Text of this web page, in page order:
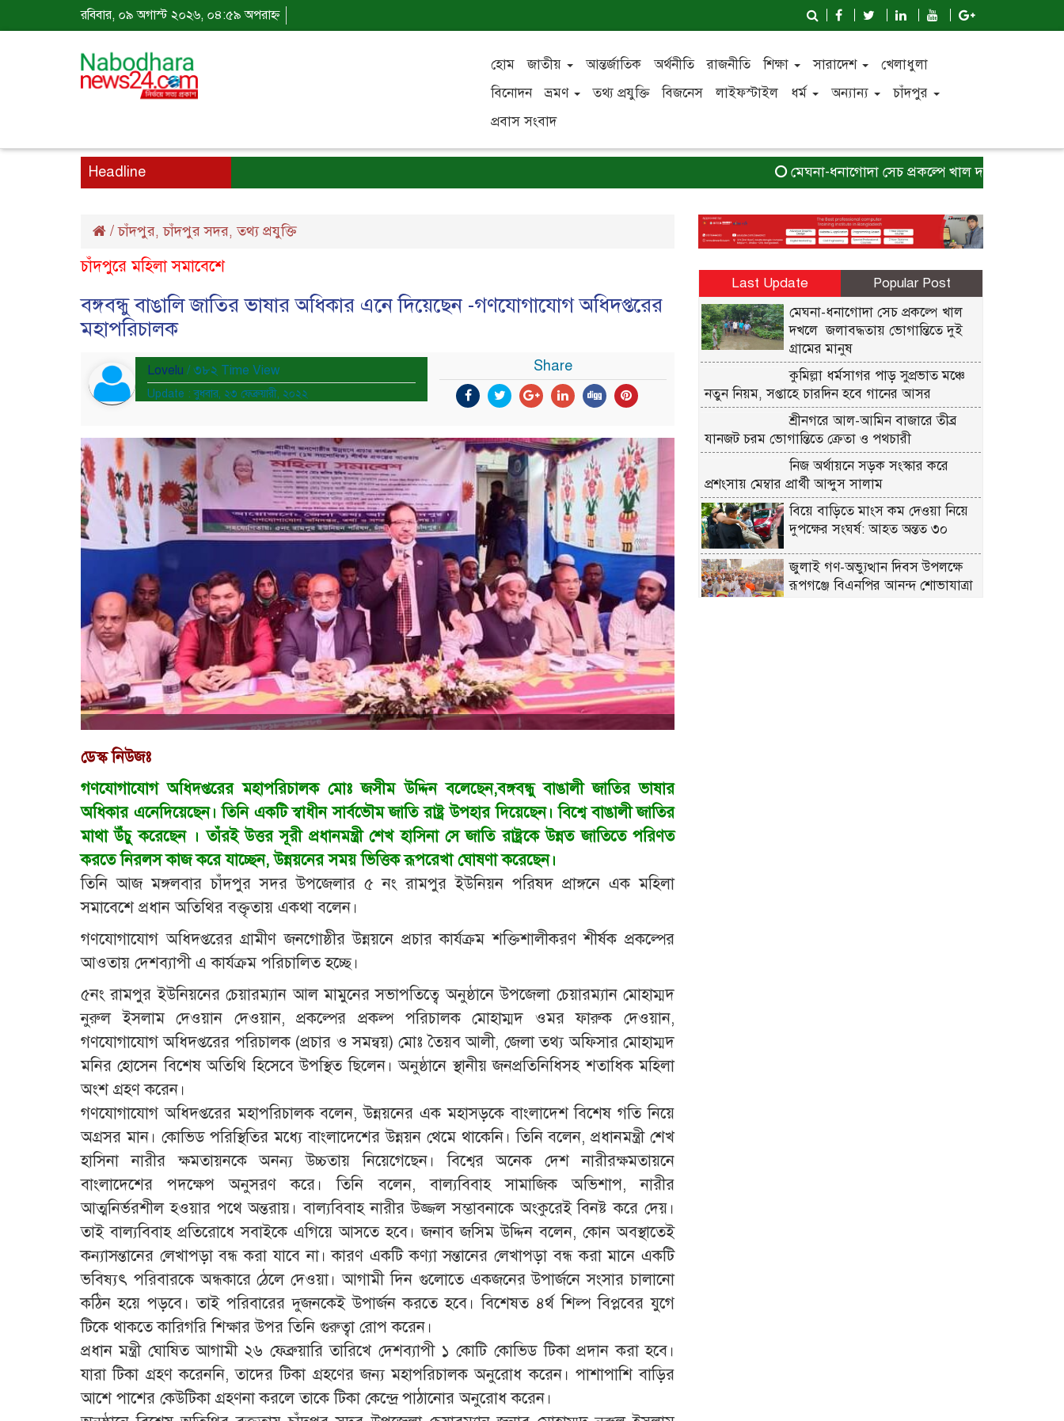
রবিবার, ০৯ অগাস্ট ২০২৬, ০৪:৫৯ অপরাহ্ন
হোম জাতীয় আন্তর্জাতিক অর্থনীতি রাজনীতি শিক্ষা সারাদেশ
খেলাধুলা
বিনোদন
ভ্রমণ তথ্য প্রযুক্তি বিজনেস লাইফস্টাইল ধর্ম অন্যান্য
চাঁদপুর
প্রবাস সংবাদ
Headline মেঘনা-ধনাগোদা সেচ প্রকল্পে খাল দখলে জলাবদ্ধতায়
/চাঁদপুর,চাঁদপুর সদর,তথ্য প্রযুক্তি
চাঁদপুরে মহিলা সমাবেশে
বঙ্গবন্ধু বাঙালি জাতির ভাষার অধিকার এনে দিয়েছেন -গণযোগাযোগ অধিদপ্তরের
মহাপরিচালক
Lovelu / ৩৮২ Time View
Update : বুধবার, ২৩ ফেব্রুয়ারী, ২০২২
Share
ডেস্ক নিউজঃ
গণযোগাযোগ অধিদপ্তরের মহাপরিচালক মোঃ জসীম উদ্দিন বলেছেন,বঙ্গবন্ধু বাঙালী জাতির ভাষার
অধিকার এনেদিয়েছেন। তিনি একটি স্বাধীন সার্বভৌম জাতি রাষ্ট্র উপহার দিয়েছেন। বিশ্বে বাঙালী জাতির
মাথা উঁচু করেছেন । তাঁরই উত্তর সূরী প্রধানমন্ত্রী শেখ হাসিনা সে জাতি রাষ্ট্রকে উন্নত জাতিতে পরিণত
করতে নিরলস কাজ করে যাচ্ছেন, উন্নয়নের সময় ভিত্তিক রূপরেখা ঘোষণা করেছেন।
তিনি আজ মঙ্গলবার চাঁদপুর সদর উপজেলার ৫ নং রামপুর ইউনিয়ন পরিষদ প্রাঙ্গনে এক মহিলা
সমাবেশে প্রধান অতিথির বক্তৃতায় একথা বলেন।
গণযোগাযোগ অধিদপ্তরের গ্রামীণ জনগোষ্ঠীর উন্নয়নে প্রচার কার্যক্রম শক্তিশালীকরণ শীর্ষক প্রকল্পের
আওতায় দেশব্যাপী এ কার্যক্রম পরিচালিত হচ্ছে।
৫নং রামপুর ইউনিয়নের চেয়ারম্যান আল মামুনের সভাপতিত্বে অনুষ্ঠানে উপজেলা চেয়ারম্যান মোহাম্মদ
নুরুল ইসলাম দেওয়ান দেওয়ান, প্রকল্পের প্রকল্প পরিচালক মোহাম্মদ ওমর ফারুক দেওয়ান,
গণযোগাযোগ অধিদপ্তরের পরিচালক (প্রচার ও সমন্বয়) মোঃ তৈয়ব আলী, জেলা তথ্য অফিসার মোহাম্মদ
মনির হোসেন বিশেষ অতিথি হিসেবে উপস্থিত ছিলেন। অনুষ্ঠানে স্থানীয় জনপ্রতিনিধিসহ শতাধিক মহিলা
অংশ গ্রহণ করেন।
গণযোগাযোগ অধিদপ্তরের মহাপরিচালক বলেন, উন্নয়নের এক মহাসড়কে বাংলাদেশ বিশেষ গতি নিয়ে
অগ্রসর মান। কোভিড পরিস্থিতির মধ্যে বাংলাদেশের উন্নয়ন থেমে থাকেনি। তিনি বলেন, প্রধানমন্ত্রী শেখ
হাসিনা নারীর ক্ষমতায়নকে অনন্য উচ্চতায় নিয়েগেছেন। বিশ্বের অনেক দেশ নারীরক্ষমতায়নে
বাংলাদেশের পদক্ষেপ অনুসরণ করে। তিনি বলেন, বাল্যবিবাহ সামাজিক অভিশাপ, নারীর
আত্মনির্ভরশীল হওয়ার পথে অন্তরায়। বাল্যবিবাহ নারীর উজ্জল সম্ভাবনাকে অংকুরেই বিনষ্ট করে দেয়।
তাই বাল্যবিবাহ প্রতিরোধে সবাইকে এগিয়ে আসতে হবে। জনাব জসিম উদ্দিন বলেন, কোন অবস্থাতেই
কন্যাসন্তানের লেখাপড়া বন্ধ করা যাবে না। কারণ একটি কণ্যা সন্তানের লেখাপড়া বন্ধ করা মানে একটি
ভবিষ্যৎ পরিবারকে অন্ধকারে ঠেলে দেওয়া। আগামী দিন গুলোতে একজনের উপার্জনে সংসার চালানো
কঠিন হয়ে পড়বে। তাই পরিবারের দুজনকেই উপার্জন করতে হবে। বিশেষত ৪র্থ শিল্প বিপ্লবের যুগে
টিকে থাকতে কারিগরি শিক্ষার উপর তিনি গুরুত্বা রোপ করেন।
প্রধান মন্ত্রী ঘোষিত আগামী ২৬ ফেব্রুয়ারি তারিখে দেশব্যাপী ১ কোটি কোভিড টিকা প্রদান করা হবে।
যারা টিকা গ্রহণ করেননি, তাদের টিকা গ্রহণের জন্য মহাপরিচালক অনুরোধ করেন। পাশাপাশি বাড়ির
আশে পাশের কেউটিকা গ্রহণনা করলে তাকে টিকা কেন্দ্রে পাঠানোর অনুরোধ করেন।
Last Update
Popular Post
মেঘনা-ধনাগোদা সেচ প্রকল্পে খাল
দখলে জলাবদ্ধতায় ভোগান্তিতে দুই
গ্রামের মানুষ
কুমিল্লা ধর্মসাগর পাড় সুপ্রভাত মঞ্চে
নতুন নিয়ম, সপ্তাহে চারদিন হবে গানের আসর
শ্রীনগরে আল-আমিন বাজারে তীব্র
যানজট চরম ভোগান্তিতে ক্রেতা ও পথচারী
নিজ অর্থায়নে সড়ক সংস্কার করে
প্রশংসায় মেম্বার প্রার্থী আব্দুস সালাম
বিয়ে বাড়িতে মাংস কম দেওয়া নিয়ে
দুপক্ষের সংঘর্ষ: আহত অন্তত ৩০ ​
জুলাই গণ-অভ্যুত্থান দিবস উপলক্ষে
রূপগঞ্জে বিএনপির আনন্দ শোভাযাত্রা